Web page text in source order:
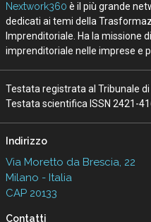
Nextwork360 è il più grande
dedicati ai temi della
Imprenditoriale. Ha la missione
imprenditoriale nelle imprese e
Testata registrata al Tribunale
Testata scientifica ISSN 2421-
Indirizzo
Via Moretto da Brescia, 22
Milano - Italia
CAP 20133
Contatti